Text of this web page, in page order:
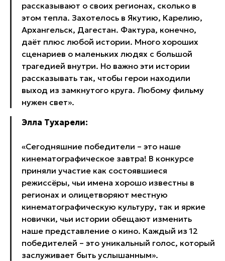
рассказывают о своих регионах, сколько в
этом тепла. Захотелось в Якутию, Карелию,
Архангельск, Дагестан. Фактура, конечно,
даёт плюс любой истории. Много хороших
сценариев о маленьких людях с большой
трагедией внутри. Но важно эти истории
рассказывать так, чтобы герои находили
выход из замкнутого круга. Любому фильму
нужен свет».
Элла Тухарели:
«Сегодняшние победители – это наше
кинематографическое завтра! В конкурсе
приняли участие как состоявшиеся
режиссёры, чьи имена хорошо известны в
регионах и олицетворяют местную
кинематографическую культуру, так и яркие
новички, чьи истории обещают изменить
наше представление о кино. Каждый из 12
победителей – это уникальный голос, который
заслуживает быть услышанным».